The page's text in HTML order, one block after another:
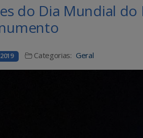
do Dia Mundial
Categorias: Geral